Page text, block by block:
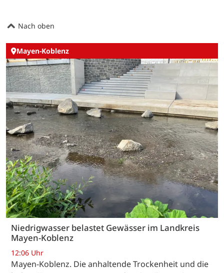
Nach oben
Mayen-Koblenz
Niedrigwasser belastet Gewässer im Landkreis
Mayen-Koblenz
12:06 Uhr
Mayen-Koblenz. Die anhaltende Trockenheit und die